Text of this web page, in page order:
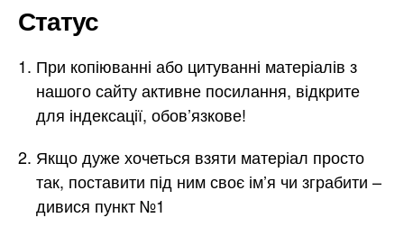
Статус
При копіюванні або цитуванні матеріалів з
нашого сайту активне посилання, відкрите
для індексації, обов’язкове!
Якщо дуже хочеться взяти матеріал просто
так, поставити під ним своє ім’я чи зграбити –
дивися пункт №1